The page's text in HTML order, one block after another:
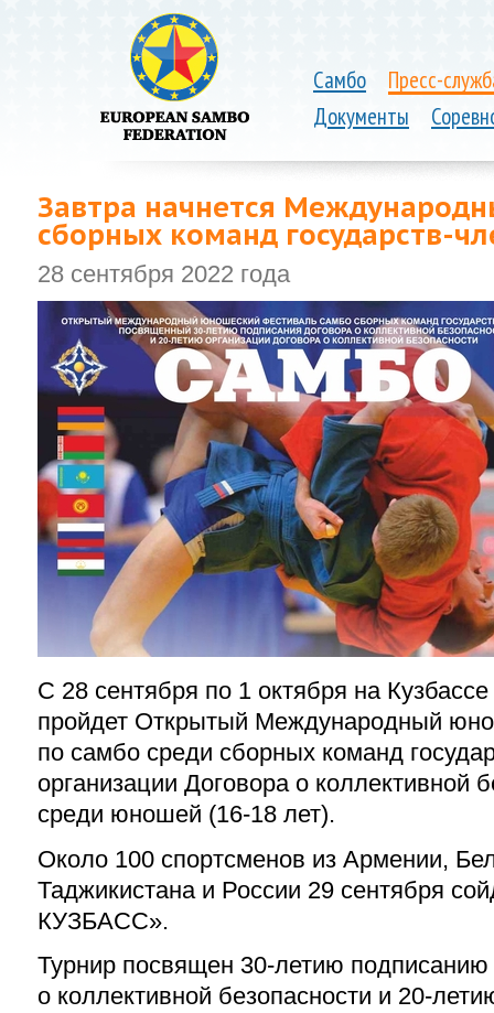
Самбо
Пресс-
Документы
Завтра начнется
сборных команд государств-
28 сентября 2022 года
С 28 сентября по 1 октября на
пройдет Открытый Международный
по самбо среди сборных команд
организации Договора о коллективной
среди юношей (16-18 лет).
Около 100 спортсменов из Армении,
Таджикистана и России 29 сентября
КУЗБАСС».
Турнир посвящен 30-летию подписанию
о коллективной безопасности и 20-